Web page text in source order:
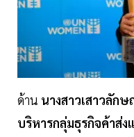
ด้าน นางสาวเสาวลั
บริหารกลุ่มธุรกิจค้าส่